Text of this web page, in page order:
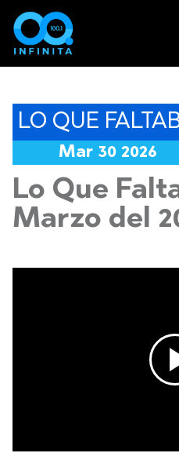
LO QUE
Mar 30 2026
Lo Que
Marzo del